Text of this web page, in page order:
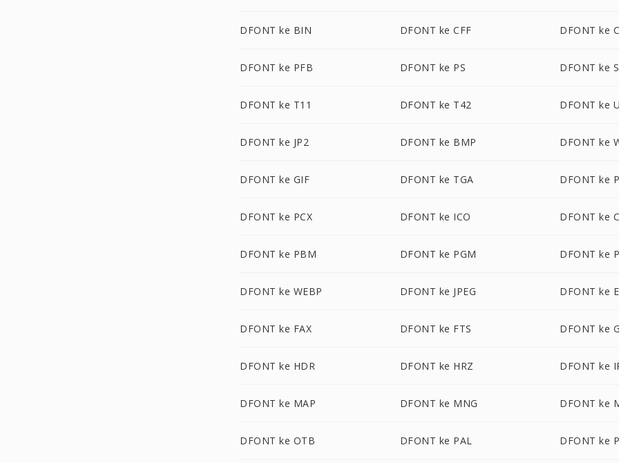
DFONT ke BIN DFONT ke CFF DFONT ke
DFONT ke PFB DFONT ke PS DFONT ke
DFONT ke T11 DFONT ke T42 DFONT ke
DFONT ke JP2 DFONT ke BMP DFONT ke
DFONT ke GIF DFONT ke TGA DFONT ke
DFONT ke PCX DFONT ke ICO DFONT ke
DFONT ke PBM DFONT ke PGM DFONT ke
DFONT ke WEBP DFONT ke JPEG DFONT ke
DFONT ke FAX DFONT ke FTS DFONT ke
DFONT ke HDR DFONT ke HRZ DFONT ke
DFONT ke MAP DFONT ke MNG DFONT ke
DFONT ke OTB DFONT ke PAL DFONT ke